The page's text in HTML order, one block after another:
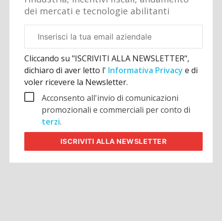
dei mercati e tecnologie abilitanti
aziendale
Cliccando su "ISCRIVITI ALLA NEWSLETTER",
dichiaro di aver letto l' Informativa Privacye di
voler ricevere la Newsletter.
Acconsento all'invio di comunicazioni
promozionali e commerciali per conto di
terzi.
ISCRIVITI ALLA NEWSLETTER